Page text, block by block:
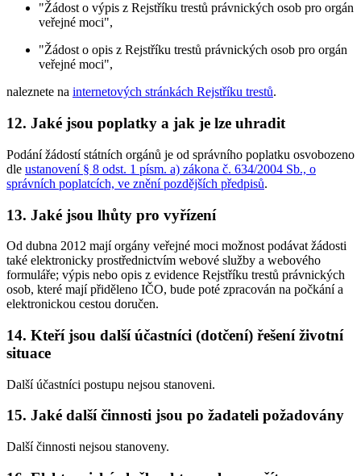
"Žádost o výpis z Rejstříku trestů právnických osob pro orgán
veřejné moci",
"Žádost o opis z Rejstříku trestů právnických osob pro orgán
veřejné moci",
naleznete na internetových stránkách Rejstříku trestů.
12. Jaké jsou poplatky a jak je lze uhradit
Podání žádostí státních orgánů je od správního poplatku osvobozeno
dle ustanovení § 8 odst. 1 písm. a) zákona č. 634/2004 Sb., o
správních poplatcích, ve znění pozdějších předpisů.
13. Jaké jsou lhůty pro vyřízení
Od dubna 2012 mají orgány veřejné moci možnost podávat žádosti
také elektronicky prostřednictvím webové služby a webového
formuláře; výpis nebo opis z evidence Rejstříku trestů právnických
osob, které mají přiděleno IČO, bude poté zpracován na počkání a
elektronickou cestou doručen.
14. Kteří jsou další účastníci (dotčení) řešení životní
situace
Další účastníci postupu nejsou stanoveni.
15. Jaké další činnosti jsou po žadateli požadovány
Další činnosti nejsou stanoveny.